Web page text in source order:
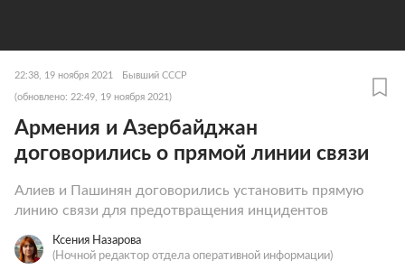
22:38, 19 ноября 2021 Бывший СССР
(обновлено: 22:49, 19 ноября 2021)
Армения и Азербайджан
договорились о прямой линии связи
Алиев и Пашинян договорились установить прямую
линию связи для предотвращения инцидентов
Ксения Назарова
(Ночной редактор отдела оперативной информации)